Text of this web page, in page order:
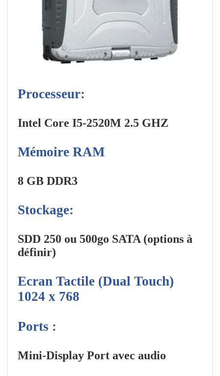
Processeur:
Intel Core I5-2520M 2.5 GHZ
Mémoire RAM
8 GB DDR3
Stockage:
SDD 250 ou 500go SATA (options à
définir)
Ecran Tactile (Dual Touch)
1024 x 768
Ports :
Mini-Display Port avec audio